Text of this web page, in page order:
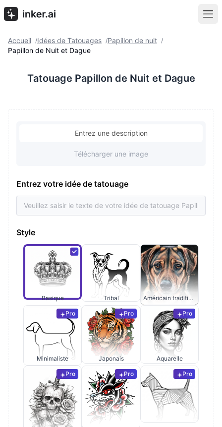
Accueil /Idées de Tatouages /Papillon de nuit /
Papillon de Nuit et Dague
Tatouage Papillon de Nuit et Dague
Entrez une description
Télécharger une image
Entrez votre idée de tatouage
Style
Basique Tribal Américain traditionnel
Pro
Minimaliste
Pro
Japonais
Pro
Aquarelle
Pro Pro Pro